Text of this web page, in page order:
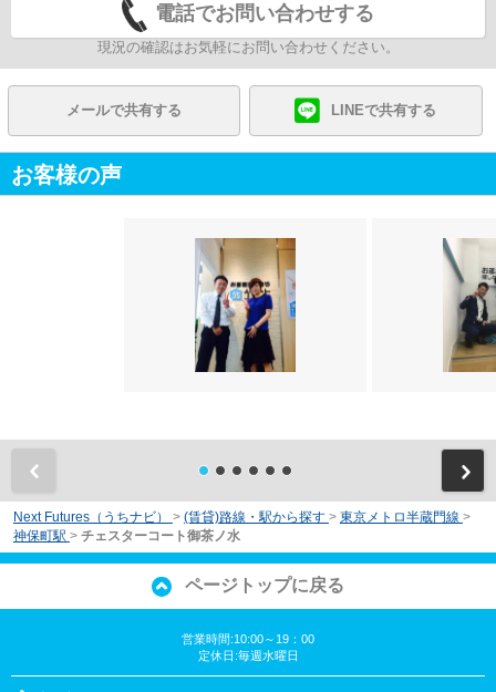
電話でお問い合わせする
現況の確認はお気軽にお問い合わせください。
メールで共有する LINEで共有する
お客様の声
Next Futures（うちナビ） > (賃貸)路線・駅から探す > 東京メトロ半蔵門線 >
神保町駅 > チェスターコート御茶ノ水
ページトップに戻る
営業時間:10:00～19：00
定休日:毎週水曜日